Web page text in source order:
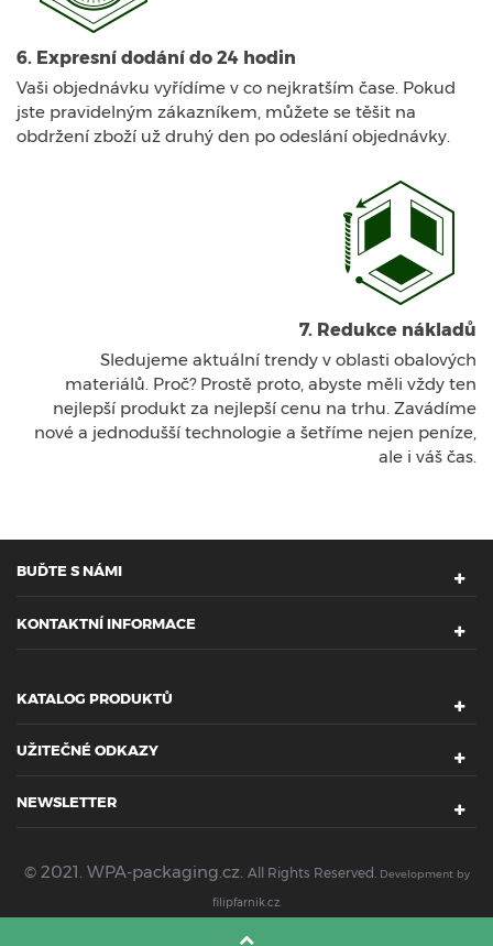
6. Expresní dodání do 24 hodin
Vaši objednávku vyřídíme v co nejkratším čase. Pokud
jste pravidelným zákazníkem, můžete se těšit na
obdržení zboží už druhý den po odeslání objednávky.
7. Redukce nákladů
Sledujeme aktuální trendy v oblasti obalových
materiálů. Proč? Prostě proto, abyste měli vždy ten
nejlepší produkt za nejlepší cenu na trhu. Zavádíme
nové a jednodušší technologie a šetříme nejen peníze,
ale i váš čas.
BUĎTE S NÁMI
KONTAKTNÍ INFORMACE
KATALOG PRODUKTŮ
UŽITEČNÉ ODKAZY
NEWSLETTER
© 2021. WPA-packaging.cz. All Rights Reserved. Development by
filipfarnik.cz.